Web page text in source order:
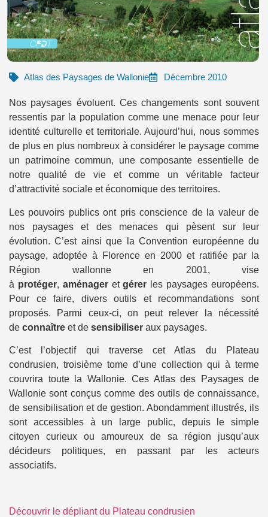
Atlas des Paysages de Wallonie Décembre 2010
Nos paysages évoluent. Ces changements sont souvent
ressentis par la population comme une menace pour leur
identité culturelle et territoriale. Aujourd’hui, nous sommes
de plus en plus nombreux à considérer le paysage comme
un patrimoine commun, une composante essentielle de
notre qualité de vie et comme un véritable facteur
d’attractivité sociale et économique des territoires.
Les pouvoirs publics ont pris conscience de la valeur de
nos paysages et des menaces qui pèsent sur leur
évolution. C’est ainsi que la Convention européenne du
paysage, adoptée à Florence en 2000 et ratifiée par la
Région wallonne en 2001, vise
à protéger, aménageretgérer les paysages européens.
Pour ce faire, divers outils et recommandations sont
proposés. Parmi ceux-ci, on peut relever la nécessité
de connaître et de sensibiliser aux paysages.
C’est l’objectif qui traverse cet Atlas du Plateau
condrusien, troisième tome d’une collection qui à terme
couvrira toute la Wallonie. Ces Atlas des Paysages de
Wallonie sont conçus comme des outils de connaissance,
de sensibilisation et de gestion. Abondamment illustrés, ils
sont accessibles à un large public, depuis le simple
citoyen curieux ou amoureux de sa région jusqu’aux
décideurs politiques, en passant par les acteurs
associatifs.
Découvrir le dépliant du Plateau condrusien